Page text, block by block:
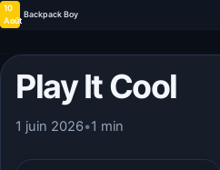
10
Août
Backpack Boy
Play It Cool
1 juin 2026•1 min